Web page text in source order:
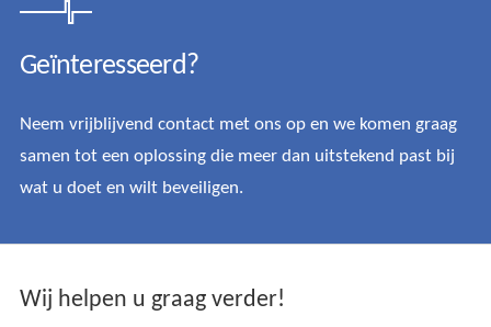
Geïnteresseerd?
Neem vrijblijvend contact met ons op en we komen graag
samen tot een oplossing die meer dan uitstekend past bij
wat u doet en wilt beveiligen.
Wij helpen u graag verder!